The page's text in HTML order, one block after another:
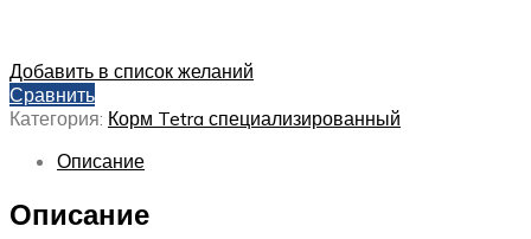
Добавить в список желаний
Сравнить
Категория: Корм Tetra специализированный
Описание
Описание